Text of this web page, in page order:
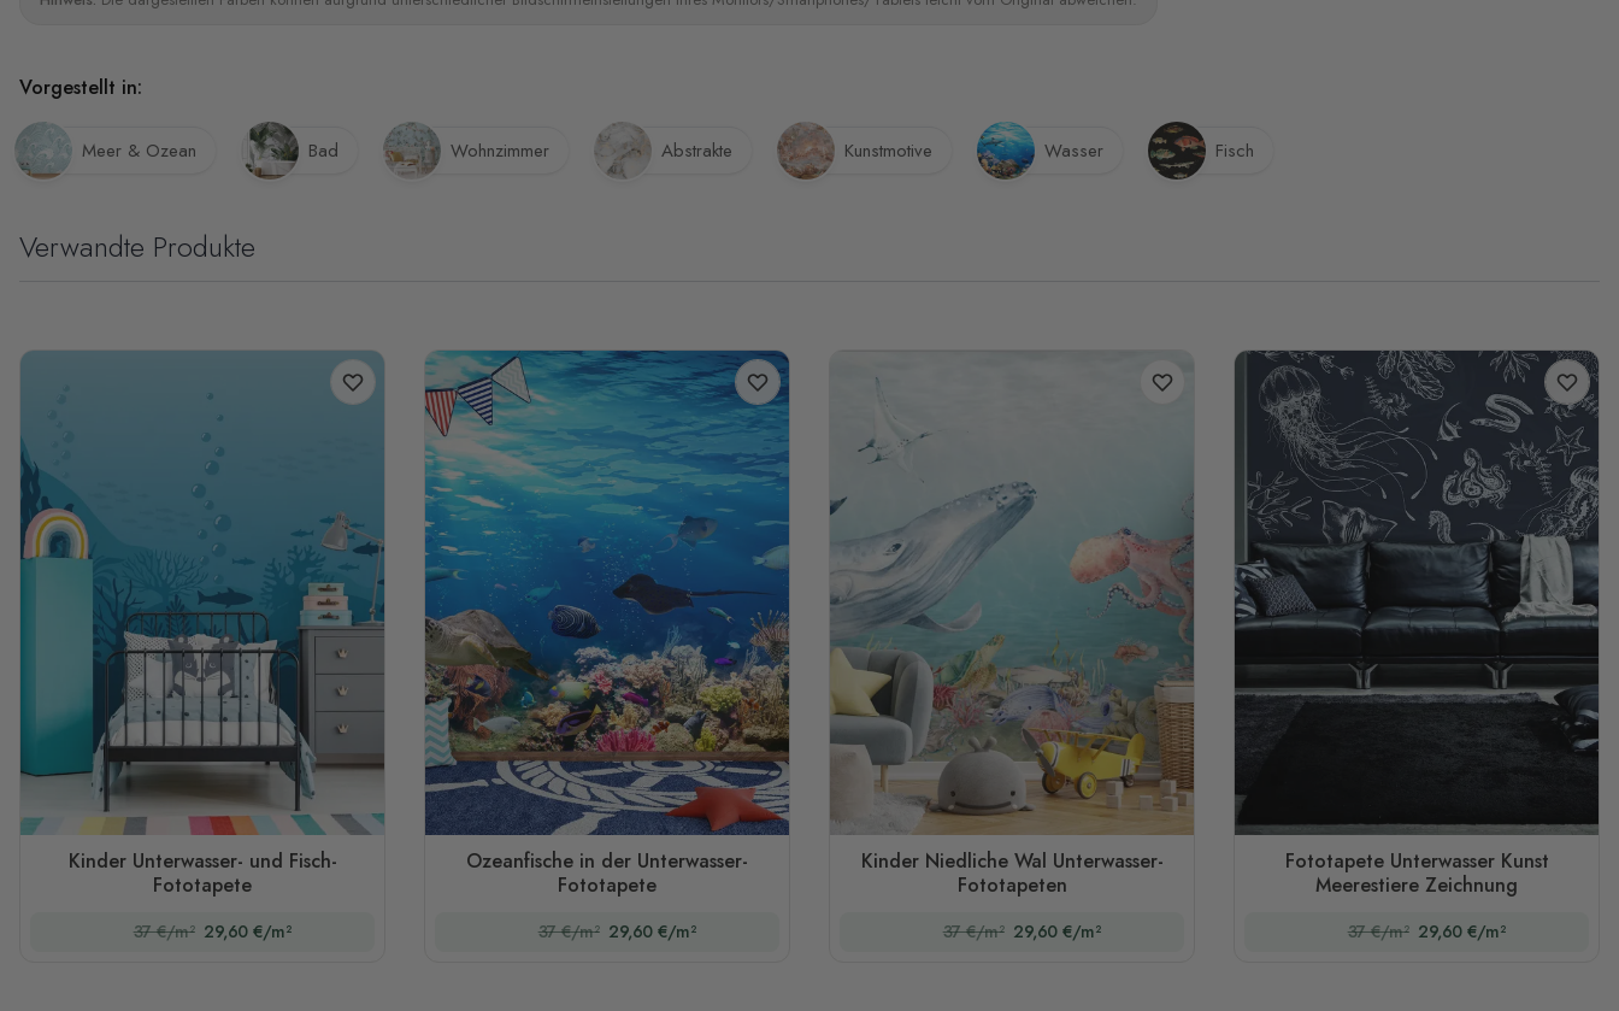
Vorgestellt in:
Meer & Ozean Bad Wohnzimmer Abstrakte Kunstmotive Wasser Fisch
Verwandte Produkte
Kinder Unterwasser- und Fisch-
Fototapete
37 €/m² 29,60 €/m²
Ozeanfische in der Unterwasser-
Fototapete
37 €/m² 29,60 €/m²
Kinder Niedliche Wal Unterwasser-
Fototapeten
37 €/m² 29,60 €/m²
Fototapete Unterwasser Kunst
Meerestiere Zeichnung
37 €/m² 29,60 €/m²